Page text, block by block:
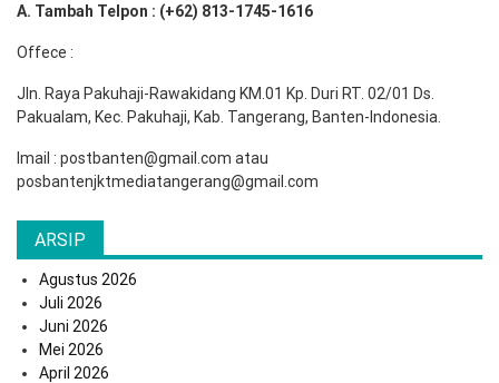
A. Tambah Telpon : (+62) 813-1745-1616
Offece :
Jln. Raya Pakuhaji-Rawakidang KM.01 Kp. Duri RT. 02/01 Ds.
Pakualam, Kec. Pakuhaji, Kab. Tangerang, Banten-Indonesia.
Imail : postbanten@gmail.com atau
posbantenjktmediatangerang@gmail.com
ARSIP
Agustus 2026
Juli 2026
Juni 2026
Mei 2026
April 2026